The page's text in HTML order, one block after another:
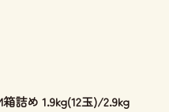
詰め 1.9kg(12玉)/2.9kg